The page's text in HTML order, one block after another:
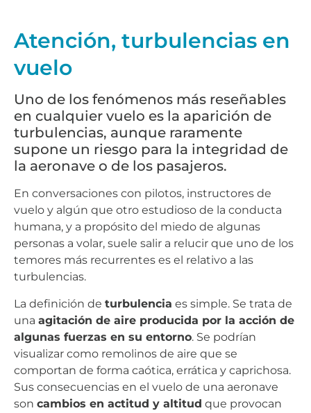
Atención, turbulencias en
vuelo
Uno de los fenómenos más reseñables
en cualquier vuelo es la aparición de
turbulencias, aunque raramente
supone un riesgo para la integridad de
la aeronave o de los pasajeros.
En conversaciones con pilotos, instructores de
vuelo y algún que otro estudioso de la conducta
humana, y a propósito del miedo de algunas
personas a volar, suele salir a relucir que uno de los
temores más recurrentes es el relativo a las
turbulencias.
La definición de turbulencia es simple. Se trata de
una agitación de aire producida por la acción de
algunas fuerzas en su entorno. Se podrían
visualizar como remolinos de aire que se
comportan de forma caótica, errática y caprichosa.
Sus consecuencias en el vuelo de una aeronave
son cambios en actitud y altitud que provocan